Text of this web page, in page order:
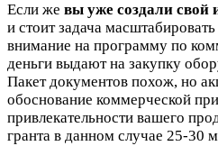
Если же вы уже создали
и стоит задача
внимание на программу по
деньги выдают на закупку
Пакет документов похож, но
обоснование коммерческой
привлекательности вашего
гранта в данном случае 25-30